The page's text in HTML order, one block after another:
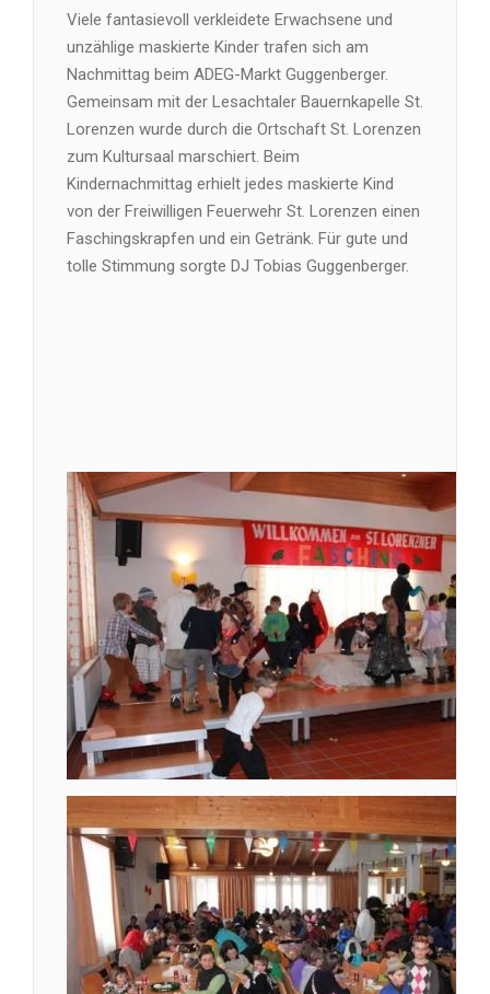
Viele fantasievoll verkleidete Erwachsene und
unzählige maskierte Kinder trafen sich am
Nachmittag beim ADEG-Markt Guggenberger.
Gemeinsam mit der Lesachtaler Bauernkapelle St.
Lorenzen wurde durch die Ortschaft St. Lorenzen
zum Kultursaal marschiert. Beim
Kindernachmittag erhielt jedes maskierte Kind
von der Freiwilligen Feuerwehr St. Lorenzen einen
Faschingskrapfen und ein Getränk. Für gute und
tolle Stimmung sorgte DJ Tobias Guggenberger.